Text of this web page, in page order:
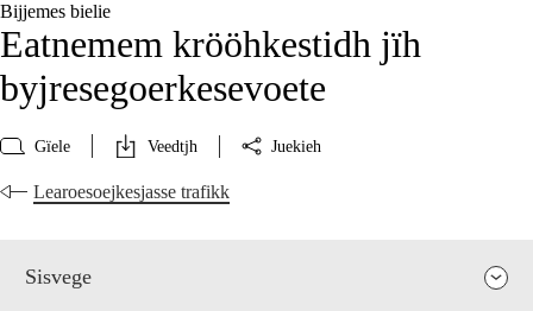
Bijjemes bielie
Eatnemem krööhkestidh jïh
byjresegoerkesevoete
Gïele Veedtjh Juekieh
Learoesoejkesjasse trafikk
Sisvege